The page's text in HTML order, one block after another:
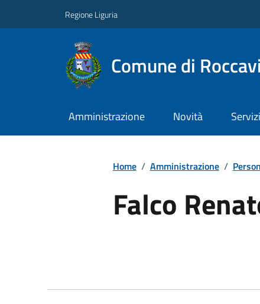
Regione Liguria
Comune di
Amministrazione Novità Servizi
Home / Amministrazione /
Falco